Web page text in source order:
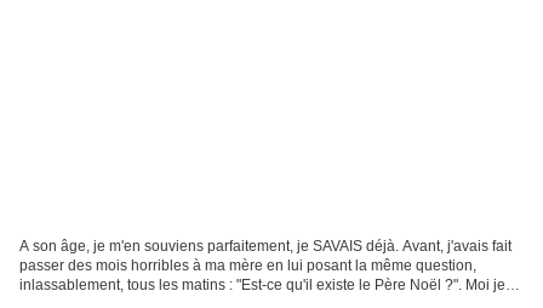
A son âge, je m'en souviens parfaitement, je SAVAIS déjà. Avant, j'avais fait
passer des mois horribles à ma mère en lui posant la même question,
inlassablement, tous les matins : "Est-ce qu'il existe le Père Noël ?". Moi je